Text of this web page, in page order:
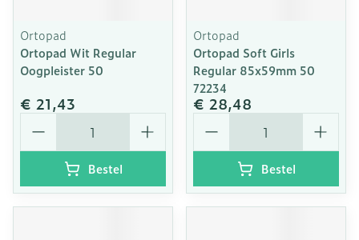
Ortopad
Ortopad Wit Regular
Oogpleister 50
€ 21,43
Aantal
Bestel
Ortopad
Ortopad Soft Girls
Regular 85x59mm 50
72234
€ 28,48
Aantal
Bestel